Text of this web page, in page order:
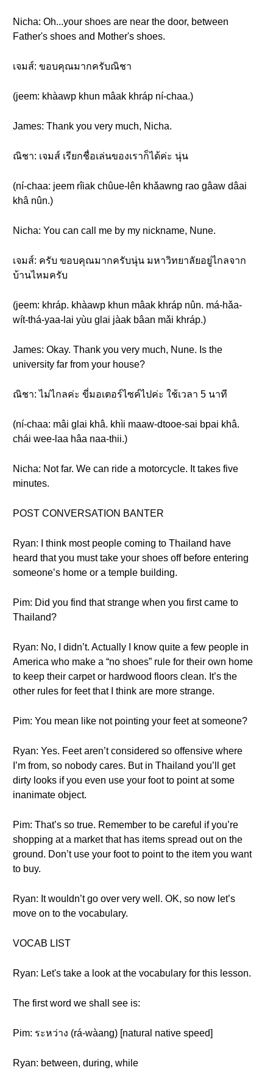
Nicha: Oh...your shoes are near the door, between
Father's shoes and Mother's shoes.
เจมส์: ขอบคุณมากครับณิชา
(jeem: khàawp khun mâak khráp ní-chaa.)
James: Thank you very much, Nicha.
ณิชา: เจมส์ เรียกชื่อเล่นของเราก็ได้ค่ะ นุ่น
(ní-chaa: jeem rîiak chûue-lên khǎawng rao gâaw dâai
khâ nûn.)
Nicha: You can call me by my nickname, Nune.
เจมส์: ครับ ขอบคุณมากครับนุ่น มหาวิทยาลัยอยู่ไกลจาก
บ้านไหมครับ
(jeem: khráp. khàawp khun mâak khráp nûn. má-hǎa-
wít-thá-yaa-lai yùu glai jàak bâan mǎi khráp.)
James: Okay. Thank you very much, Nune. Is the
university far from your house?
ณิชา: ไม่ไกลค่ะ ขี่มอเตอร์ไซค์ไปค่ะ ใช้เวลา 5 นาที
(ní-chaa: mâi glai khâ. khìi maaw-dtooe-sai bpai khâ.
chái wee-laa hâa naa-thii.)
Nicha: Not far. We can ride a motorcycle. It takes five
minutes.
POST CONVERSATION BANTER
Ryan: I think most people coming to Thailand have
heard that you must take your shoes off before entering
someone’s home or a temple building.
Pim: Did you find that strange when you first came to
Thailand?
Ryan: No, I didn’t. Actually I know quite a few people in
America who make a “no shoes” rule for their own home
to keep their carpet or hardwood floors clean. It’s the
other rules for feet that I think are more strange.
Pim: You mean like not pointing your feet at someone?
Ryan: Yes. Feet aren’t considered so offensive where
I’m from, so nobody cares. But in Thailand you’ll get
dirty looks if you even use your foot to point at some
inanimate object.
Pim: That’s so true. Remember to be careful if you’re
shopping at a market that has items spread out on the
ground. Don’t use your foot to point to the item you want
to buy.
Ryan: It wouldn’t go over very well. OK, so now let’s
move on to the vocabulary.
VOCAB LIST
Ryan: Let's take a look at the vocabulary for this lesson.
The first word we shall see is:
Pim: ระหว่าง (rá-wàang) [natural native speed]
Ryan: between, during, while